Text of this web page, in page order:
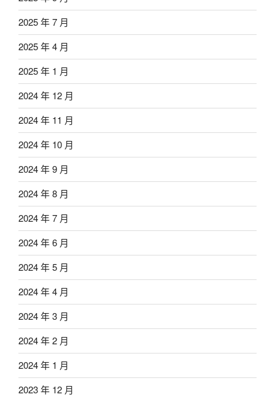
2025 年 7 月
2025 年 4 月
2025 年 1 月
2024 年 12 月
2024 年 11 月
2024 年 10 月
2024 年 9 月
2024 年 8 月
2024 年 7 月
2024 年 6 月
2024 年 5 月
2024 年 4 月
2024 年 3 月
2024 年 2 月
2024 年 1 月
2023 年 12 月